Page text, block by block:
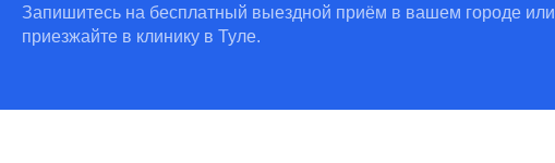
Запишитесь на бесплатный выездной приём в вашем городе или
приезжайте в клинику в Туле.